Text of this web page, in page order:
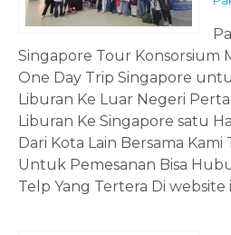
Singapore Tour Konsorsium
One Day Trip Singapore
Liburan Ke Luar Negeri
Liburan Ke Singapore satu
Dari Kota Lain Bersama Kami
Untuk Pemesanan Bisa
Telp Yang Tertera Di website